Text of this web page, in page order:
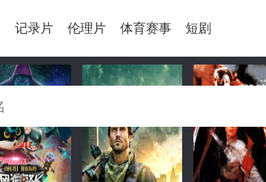
记录片 伦理片 体育赛事 短剧